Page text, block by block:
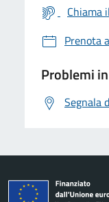
Chiama
Prenota
Problemi
Segnala